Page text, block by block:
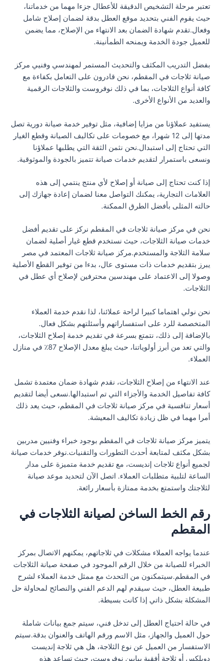
تعتبر مرحلة التشخيص الدقيقة للأعطال جزءا مهما من خدماتنا،
حيث يقوم الفني بتحديد موقع العطل بدقة لضمان إصلاح شامل
وفعال.تقدم شهادة الضمان بعد الانتهاء من الإصلاح، مما يضمن
للعميل جودة الخدمة ويمنحه الطمأنينة.
بفضل التدريب المكثف والتحديث المستمر لمهندسي وفنيي مركز
صيانة ثلاجات في المقطم، نحن قادرون على التعامل بكفاءة مع
كافة أنواع الثلاجات، بما في ذلك نوفروست والثلاجات الرقمية
والعديد من الأنواع الأخرى.
يستفيد عملاؤنا من مزايا إضافية، مثل توفير خدمة صيانة دورية تصل
مدتها إلى 12 شهرا، مع خصومات على تكاليف الصيانة وقطع الغيار
التي تحتاج إلى استبدال.نحن نثمن الثقة التي يطلبها عملاؤنا
ونسعى باستمرار لتقديم خدمات صيانة تتميز بالجودة والموثوقية.
إذا كنت تحتاج إلى صيانة أو إصلاح لأي منتج ينتمي إلى هذه
العلامات التجارية، يمكنك التواصل معنا لضمان إعادة جهازك إلى
حالته المثلى بأفضل الطرق الممكنة.
نحن في مركز صيانة ثلاجات في المقطم نركز على تقديم أفضل
خدمات صيانة الثلاجات، حيث نستخدم قطع غيار أصلية لضمان
سلامة الثلاجة والمستخدم.مركز صيانة ثلاجات المعتمد في مصر
يبرز بتقديم خدمات ذات مستوى عال، بدءا من توفير القطع الأصلية
وصولا إلى الاعتماد على مهندسين محترفين لإصلاح أي عطل في
الثلاجات.
نحن نولي اهتماما كبيرا لراحة عملائنا، لذا نقدم خدمة العملاء
المتخصصة للرد على استفساراتهم وأسئلتهم بشكل فعال.
بالإضافة إلى ذلك، نتمتع بسرعة في تقديم خدمة إصلاح الثلاجات،
والتي تعد من أبرز أولوياتنا، حيث يبلغ معدل الإصلاح 87٪ في منازل
العملاء.
عند الانتهاء من إصلاح الثلاجات، نقدم شهادة ضمان معتمدة تشمل
كافة تفاصيل الخدمة والأجزاء التي تم استبدالها.نسعى أيضا لتقديم
أسعار تنافسية في مركز صيانة ثلاجات في المقطم، حيث يعد ذلك
أمرا مهما في ظل زيادة تكاليف المعيشة.
يتميز مركز صيانة ثلاجات في المقطم بوجود خبراء وفنيين مدربين
بشكل مكثف لمتابعة أحدث التطورات والتقنيات.نوفر خدمات صيانة
لجميع أنواع ثلاجات إنديست، مع تقديم خدمة متميزة على مدار
الساعة لتلبية متطلبات العملاء. اتصل الآن لتحديد موعد صيانة
لثلاجتك واستمتع بخدمة ممتازة بأسعار رائعة.
رقم الخط الساخن لصيانة الثلاجات في
المقطم
عندما يواجه العملاء مشكلات في ثلاجاتهم، يمكنهم الاتصال بمركز
الخبراء للصيانة من خلال الرقم الموجود في صفحة صيانة الثلاجات
في المقطم.سيتمكنون من التحدث مع ممثل خدمة العملاء لشرح
طبيعة العطل، حيث سيقدم لهم الدعم الفني والنصائح لمحاولة حل
المشكلة بشكل ذاتي إذا كانت بسيطة.
في حالة احتياج العطل إلى تدخل فني، سيتم جمع بيانات شاملة
حول العميل والجهاز، مثل الاسم ورقم الهاتف والعنوان بدقة.سيتم
الاستفسار من العميل عن نوع الثلاجة، هل هي ثلاجة إنديست
دوبلكس أو ثلاجة أفقية ببابين نوفروست، حيث تساعد هذه